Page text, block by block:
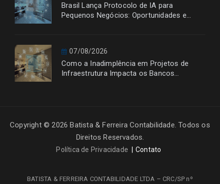
Brasil Lança Protocolo de IA para
Pequenos Negócios: Oportunidades e
07/08/2026
Como a Inadimplência em Projetos de
Infraestrutura Impacta os Bancos
Copyright © 2026 Batista & Ferreira Contabilidade. Todos os
Direitos Reservados.
Política de Privacidade Contato
BATISTA & FERREIRA CONTABILIDADE LTDA – CRC/SP nº